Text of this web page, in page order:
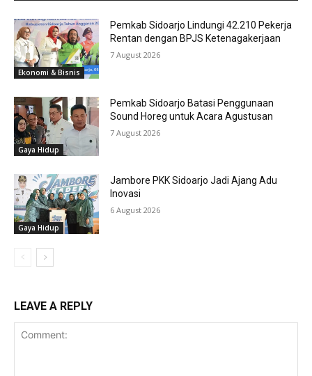
Ekonomi & Bisnis
Pemkab Sidoarjo Lindungi 42.210 Pekerja
Rentan dengan BPJS Ketenagakerjaan
7 August 2026
Gaya Hidup
Pemkab Sidoarjo Batasi Penggunaan
Sound Horeg untuk Acara Agustusan
7 August 2026
Gaya Hidup
Jambore PKK Sidoarjo Jadi Ajang Adu
Inovasi
6 August 2026
LEAVE A REPLY